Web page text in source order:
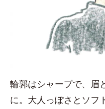
輪郭はシャープで、眉
に。大人っぽさとソフ